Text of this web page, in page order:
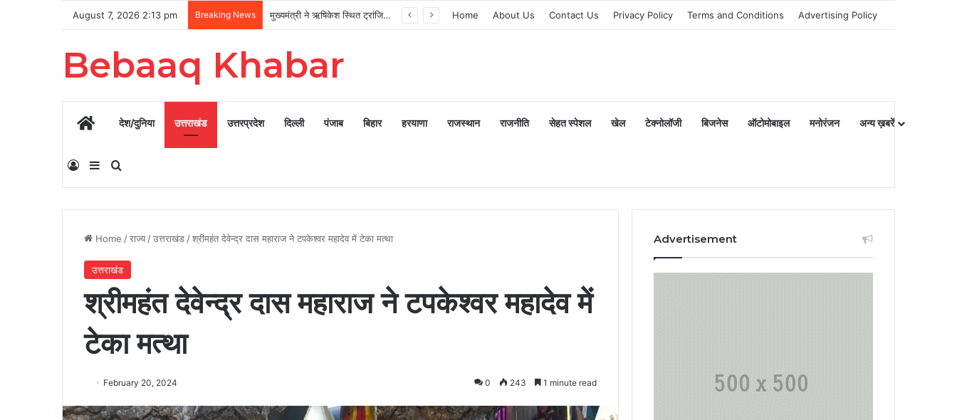
August 7, 2026 2:13 pm Breaking News मुख्यमंत्री ने ऋषिकेश स्थित ट्रांजिट कैंप का किया औचक निरीक्षण Home About Us Contact Us Privacy Policy Terms and Conditions Advertising Policy
Bebaaq Khabar
Homeदेश/दुनिया उत्तराखंड उत्तरप्रदेश दिल्ली पंजाब बिहार हरयाणा राजस्थान राजनीति सेहत स्पेशल खेल टेक्नोलॉजी बिजनेस ऑटोमोबाइल मनोरंजन अन्य ख़बरें
Log InSidebarSearch for
Home /राज्य /उत्तराखंड /श्रीमहंत देवेन्द्र दास महाराज ने टपकेश्वर महादेव में टेका मत्था
उत्तराखंड
श्रीमहंत देवेन्द्र दास महाराज ने टपकेश्वर महादेव में
टेका मत्था
February 20, 2024 0 243 1 minute read
Advertisement